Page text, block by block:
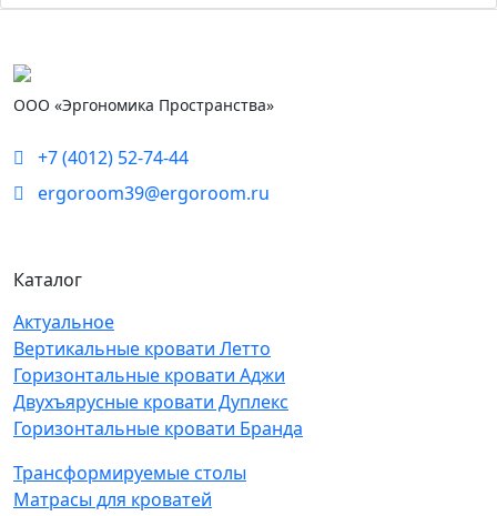
ООО «Эргономика Пространства»
+7 (4012) 52-74-44
ergoroom39@ergoroom.ru
Каталог
Актуальное
Вертикальные кровати Летто
Горизонтальные кровати Аджи
Двухъярусные кровати Дуплекс
Горизонтальные кровати Бранда
Трансформируемые столы
Матрасы для кроватей